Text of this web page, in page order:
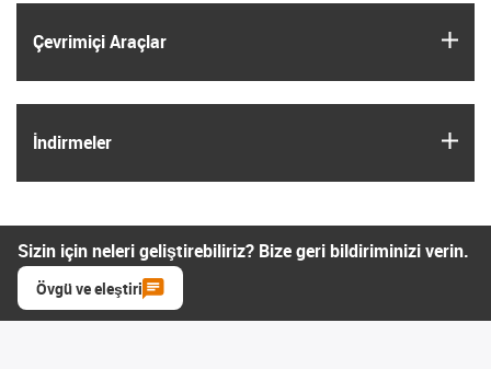
Çevrimiçi Araçlar
İndirmeler
Sizin için neleri geliştirebiliriz? Bize geri bildiriminizi verin.
Övgü ve eleştiri